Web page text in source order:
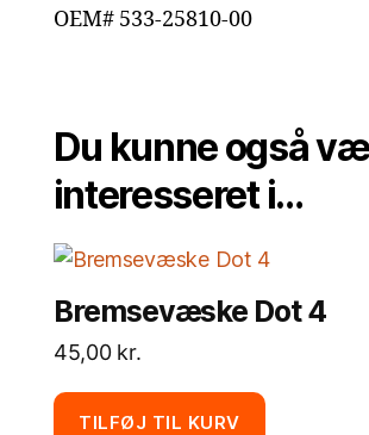
OEM# 533-25810-00
Du kunne også
interesseret i…
Bremsevæske Dot 4
45,00 kr.
TILFØJ TIL KURV